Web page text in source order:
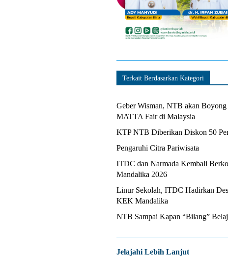
Terkait Berdasarkan Kategori
Geber Wisman, NTB akan
MATTA Fair di Malaysia
KTP NTB Diberikan Diskon 50
Pengaruhi Citra Pariwisata
ITDC dan Narmada Kembali
Mandalika 2026
Linur Sekolah, ITDC Hadirkan
KEK Mandalika
NTB Sampai Kapan “Bilang”
Jelajahi Lebih Lanjut